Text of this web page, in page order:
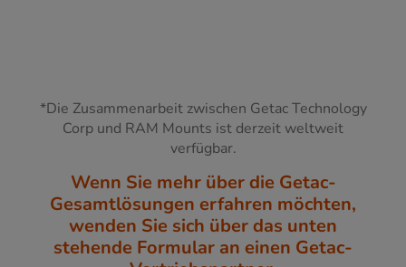
*Die Zusammenarbeit zwischen Getac Technology
Corp und RAM Mounts ist derzeit weltweit
verfügbar.
Wenn Sie mehr über die Getac-
Gesamtlösungen erfahren möchten,
wenden Sie sich über das unten
stehende Formular an einen Getac-